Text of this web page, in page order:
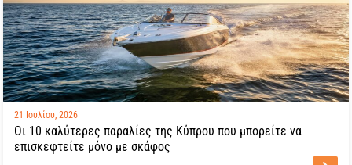
21 Ιουλίου, 2026
Οι 10 καλύτερες παραλίες της Κύπρου που μπορείτε να
επισκεφτείτε μόνο με σκάφος